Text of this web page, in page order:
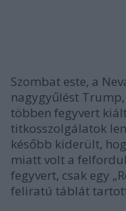
Szombat este, a
nagygyűlést
többen fegyvert
titkosszolgálatok
később kiderült,
miatt volt a
fegyvert, csak egy
feliratú táblát